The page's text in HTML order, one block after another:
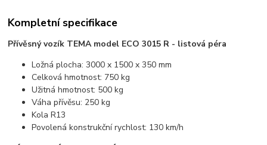
Kompletní specifikace
Přívěsný vozík TEMA model ECO 3015 R - listová péra
Ložná plocha: 3000 x 1500 x 350 mm
Celková hmotnost: 750 kg
Užitná hmotnost: 500 kg
Váha přívěsu: 250 kg
Kola R13
Povolená konstrukční rychlost: 130 km/h